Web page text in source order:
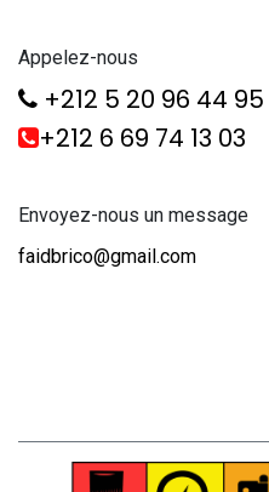
Appelez-nous
+212 5 20 96 44 95
+212 6 69 74 13 03
Envoyez-nous un message
faidbrico@gmail.com